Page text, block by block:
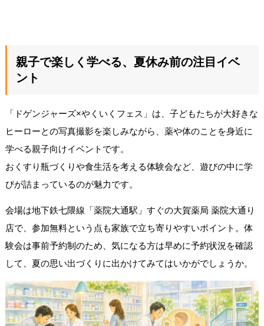
親子で楽しく学べる、夏休み前の注目イベ
ント
「ドゲンジャーズ×やくいくフェス」は、子どもたちが大好きな
ヒーローとの写真撮影を楽しみながら、薬や体のことを身近に
学べる親子向けイベントです。
おくすり瓶づくりや食生活を考える体験会など、遊びの中に学
びが詰まっているのが魅力です。
会場は地下鉄七隈線「薬院大通駅」すぐの大賀薬局 薬院大通り
店で、参加無料という点も家族で立ち寄りやすいポイント。体
験会は事前予約制のため、気になる方は早めに予約状況を確認
して、夏の思い出づくりに出かけてみてはいかがでしょうか。